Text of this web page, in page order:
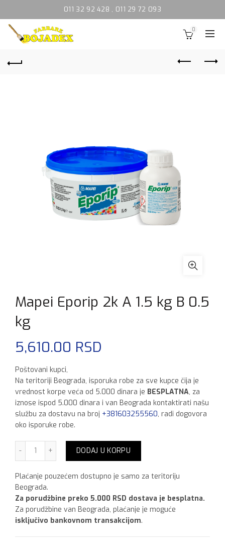
011 32 92 428 , 011 29 72 093
0
Mapei Eporip 2k A 1.5 kg B 0.5
kg
5,610.00 RSD
Poštovani kupci,
Na teritoriji Beograda, isporuka robe za sve kupce čija je
vrednost korpe veća od 5.000 dinara je BESPLATNA, za
iznose ispod 5.000 dinara i van Beograda kontaktirati našu
službu za dostavu na broj +381603255560, radi dogovora
oko isporuke robe.
Mapei Eporip 2k A 1.5 kg B 0.5 kg količina
DODAJ U KORPU
Plaćanje pouzećem dostupno je samo za teritoriju
Beograda.
Za porudžbine preko 5.000 RSD dostava je besplatna.
Za porudžbine van Beograda, plaćanje je moguće
isključivo bankovnom transakcijom.